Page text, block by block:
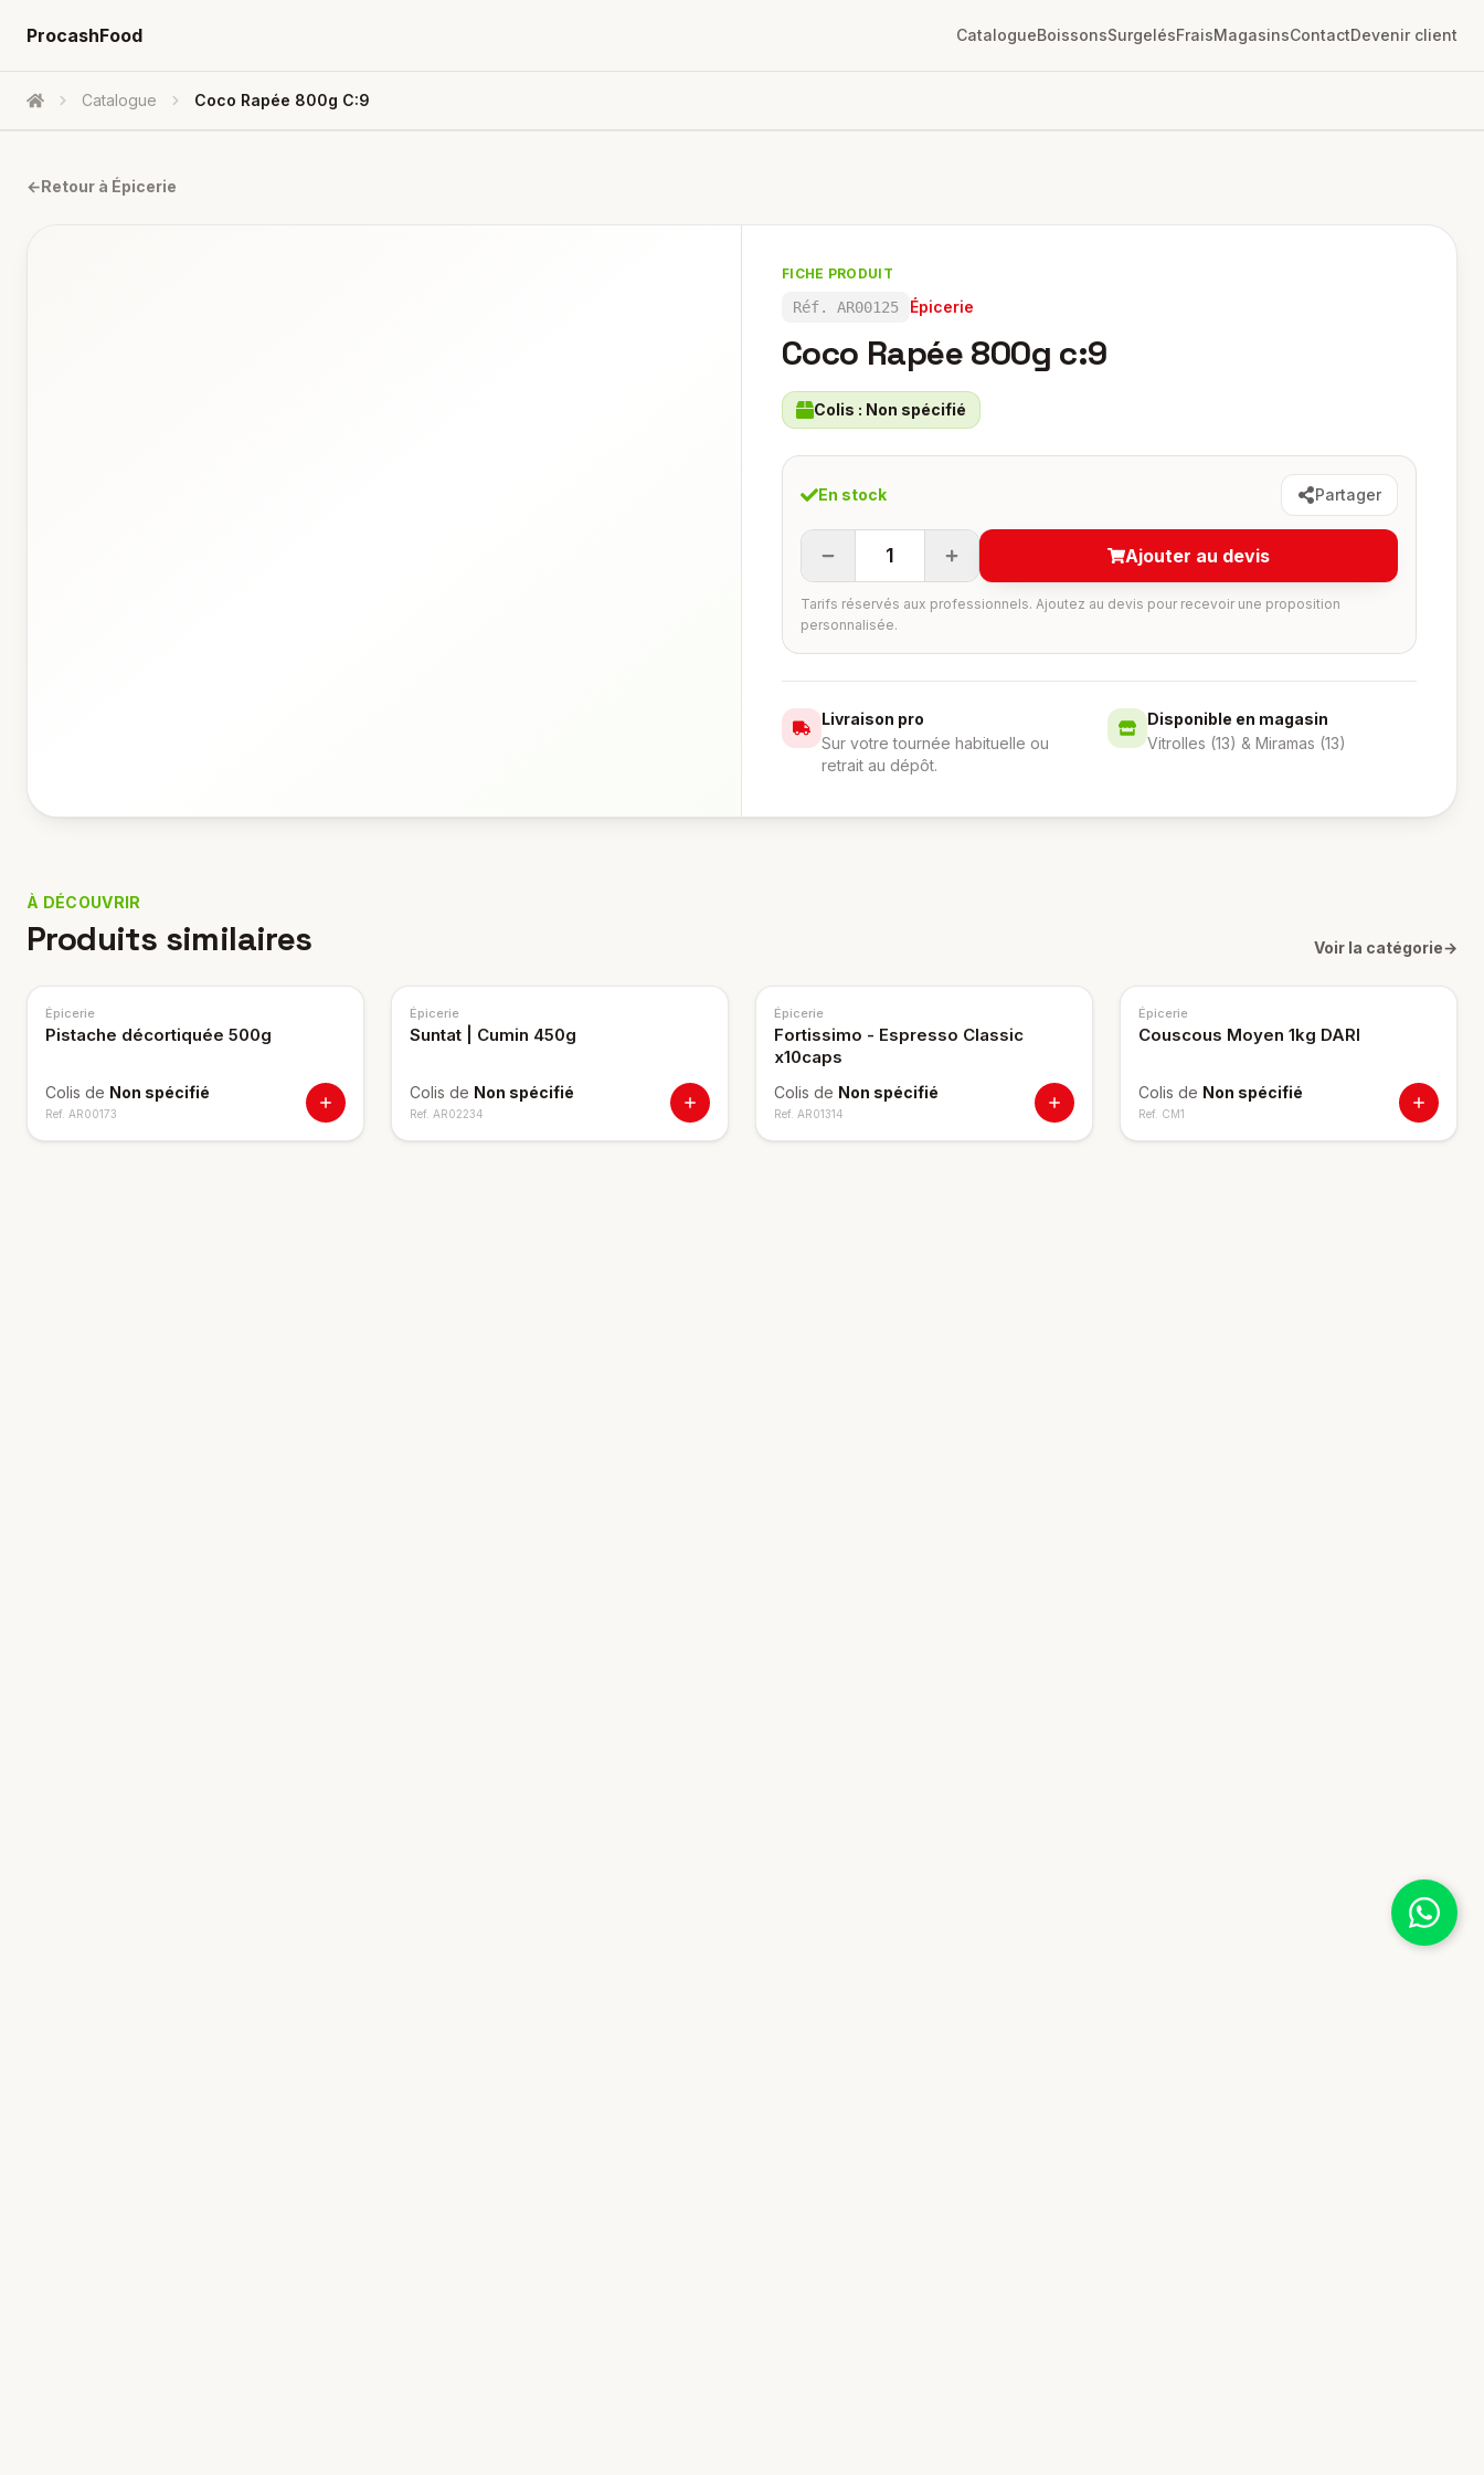
ProcashFood CatalogueBoissonsSurgelésFraisMagasinsContactDevenir client
Accueil Catalogue Coco Rapée 800g C:9
←Retour à Épicerie
FICHE PRODUIT
Réf. AR00125 Épicerie
Coco Rapée 800g c:9
Colis : Non spécifié
En stock Partager
1 Ajouter au devis
Tarifs réservés aux professionnels. Ajoutez au devis pour recevoir une proposition
personnalisée.
Livraison pro
Sur votre tournée habituelle ou
retrait au dépôt.
Disponible en magasin
Vitrolles (13) & Miramas (13)
À DÉCOUVRIR
Produits similaires Voir la catégorie→
Épicerie
Pistache décortiquée 500g
Colis de Non spécifié
Ref. AR00173
Épicerie
Suntat | Cumin 450g
Colis de Non spécifié
Ref. AR02234
Épicerie
Fortissimo - Espresso Classic
x10caps
Colis de Non spécifié
Ref. AR01314
Épicerie
Couscous Moyen 1kg DARI
Colis de Non spécifié
Ref. CM1